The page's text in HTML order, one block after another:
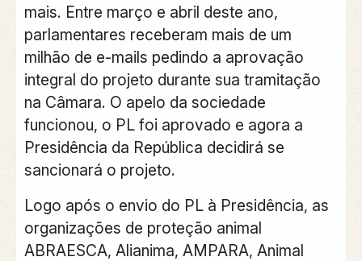
mais. Entre março e abril deste ano,
parlamentares receberam mais de um
milhão de e-mails pedindo a aprovação
integral do projeto durante sua tramitação
na Câmara. O apelo da sociedade
funcionou, o PL foi aprovado e agora a
Presidência da República decidirá se
sancionará o projeto.
Logo após o envio do PL à Presidência, as
organizações de proteção animal
ABRAESCA, Alianima, AMPARA, Animal